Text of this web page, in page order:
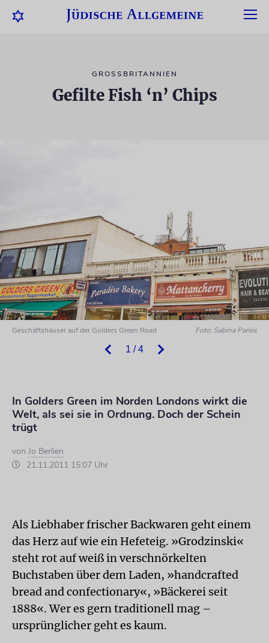
GROSSBRITANNIEN
Gefilte Fish ‘n’ Chips
1 / 4
Geschäftshäuser auf der Golders Green Road Foto: Sabina Paries
In Golders Green im Norden Londons wirkt die
Welt, als sei sie in Ordnung. Doch der Schein
trügt
von Jo Berlien
21.11.2011 15:07 Uhr
Als Liebhaber frischer Backwaren geht einem
das Herz auf wie ein Hefeteig. »Grodzinski«
steht rot auf weiß in verschnörkelten
Buchstaben über dem Laden, »handcrafted
bread and confectionary«, »Bäckerei seit
1888«. Wer es gern traditionell mag –
ursprünglicher geht es kaum.